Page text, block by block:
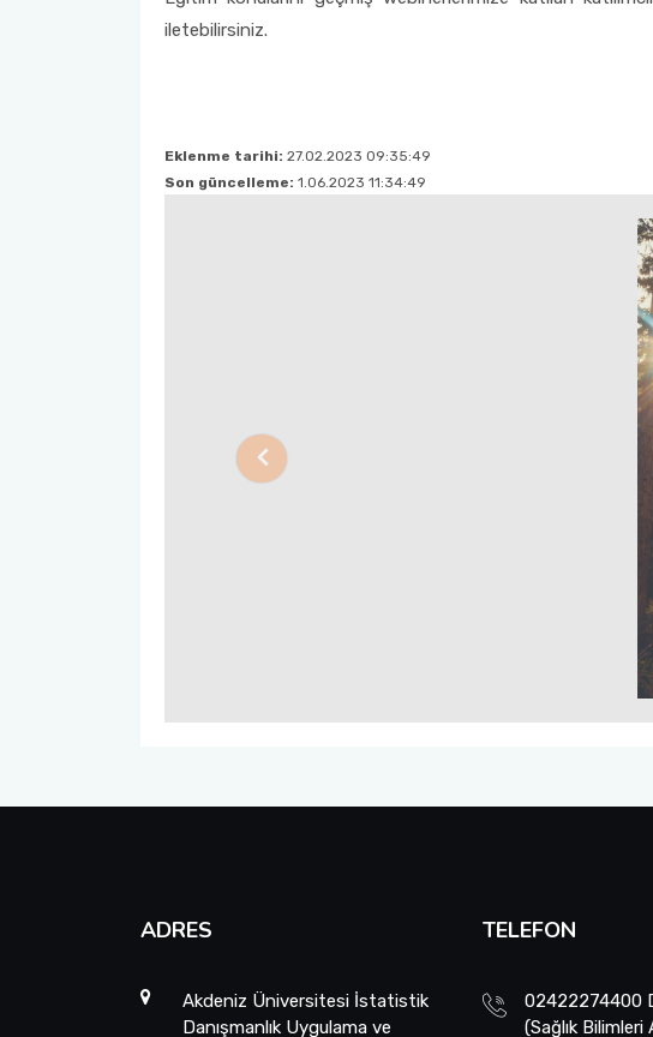
iletebilirsiniz.
Eklenme tarihi: 27.02.2023 09:35:49
Son güncelleme: 1.06.2023 11:34:49
Previous
ADRES
Akdeniz Üniversitesi İstatistik
Danışmanlık Uygulama ve
TELEFON
02422274400
(Sağlık Bilimleri